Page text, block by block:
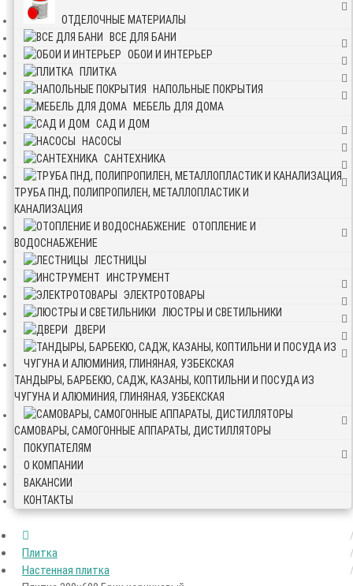
ОТДЕЛОЧНЫЕ МАТЕРИАЛЫ
ВСЕ ДЛЯ БАНИ
ОБОИ И ИНТЕРЬЕР
ПЛИТКА
НАПОЛЬНЫЕ ПОКРЫТИЯ
МЕБЕЛЬ ДЛЯ ДОМА
САД И ДОМ
НАСОСЫ
САНТЕХНИКА
ТРУБА ПНД, ПОЛИПРОПИЛЕН, МЕТАЛЛОПЛАСТИК И
КАНАЛИЗАЦИЯ
ОТОПЛЕНИЕ И
ВОДОСНАБЖЕНИЕ
ЛЕСТНИЦЫ
ИНСТРУМЕНТ
ЭЛЕКТРОТОВАРЫ
ЛЮСТРЫ И СВЕТИЛЬНИКИ
ДВЕРИ
ТАНДЫРЫ, БАРБЕКЮ, САДЖ, КАЗАНЫ, КОПТИЛЬНИ И ПОСУДА ИЗ
ЧУГУНА И АЛЮМИНИЯ, ГЛИНЯНАЯ, УЗБЕКСКАЯ
САМОВАРЫ, САМОГОННЫЕ АППАРАТЫ, ДИСТИЛЛЯТОРЫ
ПОКУПАТЕЛЯМ
О КОМПАНИИ
ВАКАНСИИ
КОНТАКТЫ
Плитка
Настенная плитка